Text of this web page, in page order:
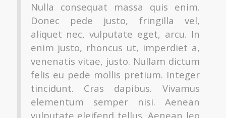
Nulla consequat massa quis enim.
Donec pede justo, fringilla vel,
aliquet nec, vulputate eget, arcu. In
enim justo, rhoncus ut, imperdiet a,
venenatis vitae, justo. Nullam dictum
felis eu pede mollis pretium. Integer
tincidunt. Cras dapibus. Vivamus
elementum semper nisi. Aenean
vulputate eleifend tellus. Aenean leo